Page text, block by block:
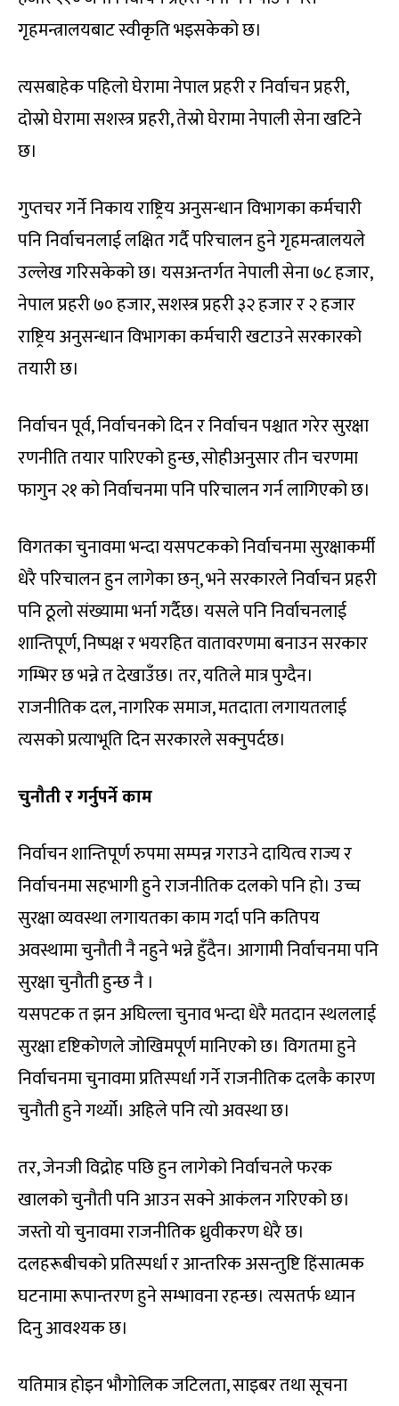
गृहमन्त्रालयबाट स्वीकृति भइसकेको छ।
त्यसबाहेक पहिलो घेरामा नेपाल प्रहरी र निर्वाचन प्रहरी,
दोस्रो घेरामा सशस्त्र प्रहरी, तेस्रो घेरामा नेपाली सेना खटिने
छ।
गुप्तचर गर्ने निकाय राष्ट्रिय अनुसन्धान विभागका कर्मचारी
पनि निर्वाचनलाई लक्षित गर्दै परिचालन हुने गृहमन्त्रालयले
उल्लेख गरिसकेको छ। यसअन्तर्गत नेपाली सेना ७८ हजार,
नेपाल प्रहरी ७० हजार, सशस्त्र प्रहरी ३२ हजार र २ हजार
राष्ट्रिय अनुसन्धान विभागका कर्मचारी खटाउने सरकारको
तयारी छ।
निर्वाचन पूर्व, निर्वाचनको दिन र निर्वाचन पश्चात गरेर सुरक्षा
रणनीति तयार पारिएको हुन्छ, सोहीअनुसार तीन चरणमा
फागुन २१ को निर्वाचनमा पनि परिचालन गर्न लागिएको छ।
विगतका चुनावमा भन्दा यसपटकको निर्वाचनमा सुरक्षाकर्मी
धेरै परिचालन हुन लागेका छन्, भने सरकारले निर्वाचन प्रहरी
पनि ठूलो संख्यामा भर्ना गर्दैछ। यसले पनि निर्वाचनलाई
शान्तिपूर्ण, निष्पक्ष र भयरहित वातावरणमा बनाउन सरकार
गम्भिर छ भन्ने त देखाउँछ। तर, यतिले मात्र पुग्दैन।
राजनीतिक दल, नागरिक समाज, मतदाता लगायतलाई
त्यसको प्रत्याभूति दिन सरकारले सक्नुपर्दछ।
चुनौती र गर्नुपर्ने काम
निर्वाचन शान्तिपूर्ण रुपमा सम्पन्न गराउने दायित्व राज्य र
निर्वाचनमा सहभागी हुने राजनीतिक दलको पनि हो। उच्च
सुरक्षा व्यवस्था लगायतका काम गर्दा पनि कतिपय
अवस्थामा चुनौती नै नहुने भन्ने हुँदैन। आगामी निर्वाचनमा पनि
सुरक्षा चुनौती हुन्छ नै ।
यसपटक त झन अघिल्ला चुनाव भन्दा धेरै मतदान स्थललाई
सुरक्षा दृष्टिकोणले जोखिमपूर्ण मानिएको छ। विगतमा हुने
निर्वाचनमा चुनावमा प्रतिस्पर्धा गर्ने राजनीतिक दलकै कारण
चुनौती हुने गर्थ्यो। अहिले पनि त्यो अवस्था छ।
तर, जेनजी विद्रोह पछि हुन लागेको निर्वाचनले फरक
खालको चुनौती पनि आउन सक्ने आकंलन गरिएको छ।
जस्तो यो चुनावमा राजनीतिक ध्रुवीकरण धेरै छ।
दलहरूबीचको प्रतिस्पर्धा र आन्तरिक असन्तुष्टि हिंसात्मक
घटनामा रूपान्तरण हुने सम्भावना रहन्छ। त्यसतर्फ ध्यान
दिनु आवश्यक छ।
यतिमात्र होइन भौगोलिक जटिलता, साइबर तथा सूचना